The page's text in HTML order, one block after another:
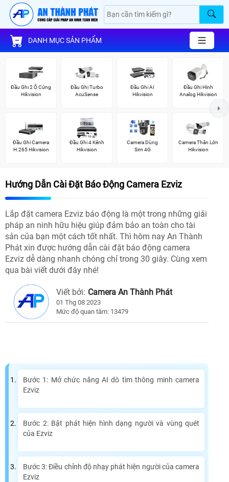
DANH MỤC SẢN PHẨM
Đầu Ghi 2 Ổ Cứng
Hikvision
Đầu Ghi Turbo
AcuSense
Đầu Ghi AI
Hikvision
Đầu Ghi Hình
Analog Hikvision
Đầu Ghi Camera
H.265 Hikvision
Đầu Ghi 4 Kênh
Hikvision
Camera Dùng
Sim 4G
Camera Thân Lớn
Hikvision
Hướng Dẫn Cài Đặt Báo Động Camera Ezviz
Lắp đặt camera Ezviz báo động là một trong những giải
pháp an ninh hữu hiệu giúp đảm bảo an toàn cho tài
sản của bạn một cách tốt nhất. Thì hôm nay An Thành
Phát xin được hướng dẫn cài đặt báo động camera
Ezviz dễ dàng nhanh chóng chỉ trong 30 giây. Cùng xem
qua bài viết dưới đây nhé!
Viết bởi: Camera An Thành Phát
01 Thg 08 2023
Mức độ quan tâm: 13479
Bước 1: Mở chức năng AI dò tìm thông minh camera
Ezviz
Bước 2: Bật phát hiện hình dạng người và vùng quét
của Ezviz
Bước 3: Điều chỉnh độ nhạy phát hiện người của camera
Ezviz